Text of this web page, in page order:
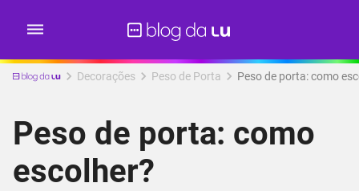
Decorações Peso de Porta Peso de porta: como
Peso de porta: como
escolher?